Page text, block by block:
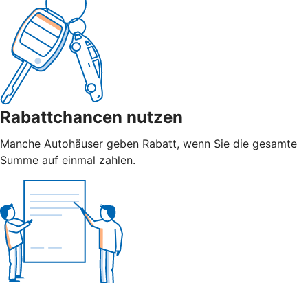
Rabattchancen nutzen
Manche Autohäuser geben Rabatt, wenn Sie die gesamte
Summe auf einmal zahlen.